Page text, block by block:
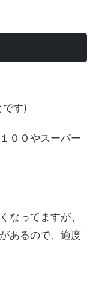
です)
００やスーパー
なってますが、
あるので、適度